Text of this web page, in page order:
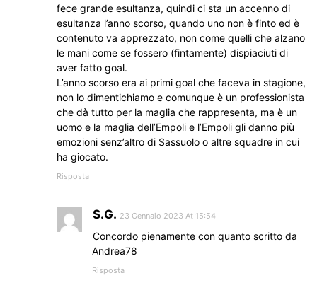
fece grande esultanza, quindi ci sta un accenno di
esultanza l’anno scorso, quando uno non è finto ed è
contenuto va apprezzato, non come quelli che alzano
le mani come se fossero (fintamente) dispiaciuti di
aver fatto goal.
L’anno scorso era ai primi goal che faceva in stagione,
non lo dimentichiamo e comunque è un professionista
che dà tutto per la maglia che rappresenta, ma è un
uomo e la maglia dell’Empoli e l’Empoli gli danno più
emozioni senz’altro di Sassuolo o altre squadre in cui
ha giocato.
Risposta
S.G. 23 Gennaio 2023 At 15:54
Concordo pienamente con quanto scritto da
Andrea78
Risposta